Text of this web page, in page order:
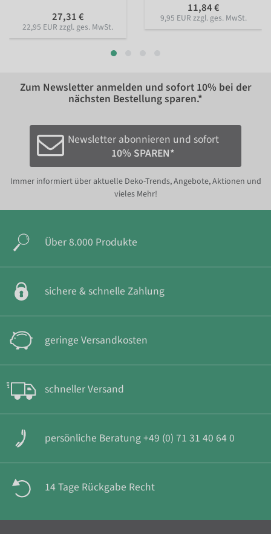
27,31 €
22,95 EUR zzgl. ges. MwSt.
11,84 €
9,95 EUR zzgl. ges. MwSt.
Zum Newsletter anmelden und sofort 10% bei der
nächsten Bestellung sparen.*
Newsletter abonnieren und sofort
10% SPAREN*
Immer informiert über aktuelle Deko-Trends, Angebote, Aktionen und
vieles Mehr!
Über 8.000 Produkte
sichere & schnelle Zahlung
geringe Versandkosten
schneller Versand
persönliche Beratung +49 (0) 71 31 40 64 0
14 Tage Rückgabe Recht